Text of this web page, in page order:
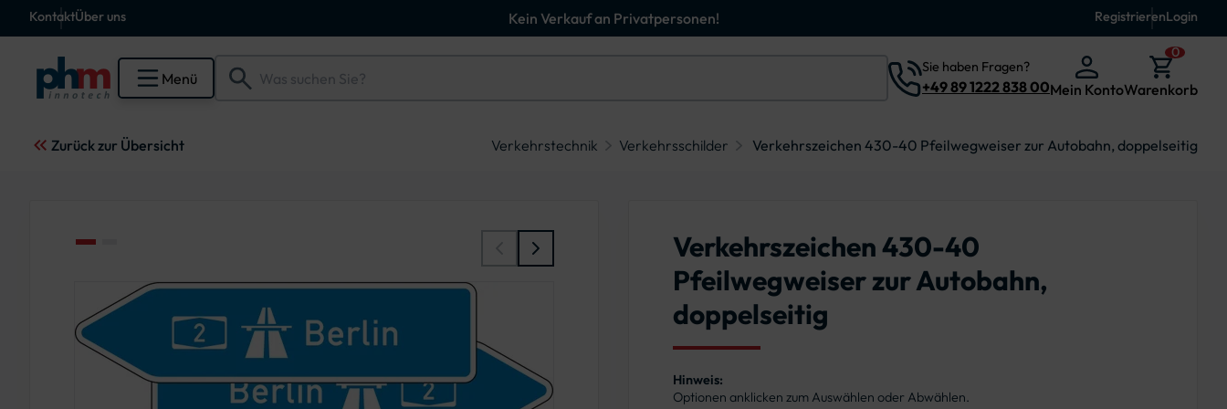
KontaktÜber uns Kein Verkauf an Privatpersonen! RegistrierenLogin
Menü
Sie haben Fragen?
+49 89 1222 838 00Mein Konto
0
Warenkorb
Zurück zur Übersicht Verkehrstechnik Verkehrsschilder Verkehrszeichen 430-40 Pfeilwegweiser zur Autobahn, doppelseitig
Verkehrszeichen 430-40
Pfeilwegweiser zur Autobahn,
doppelseitig
Hinweis:
Optionen anklicken zum Auswählen oder Abwählen.